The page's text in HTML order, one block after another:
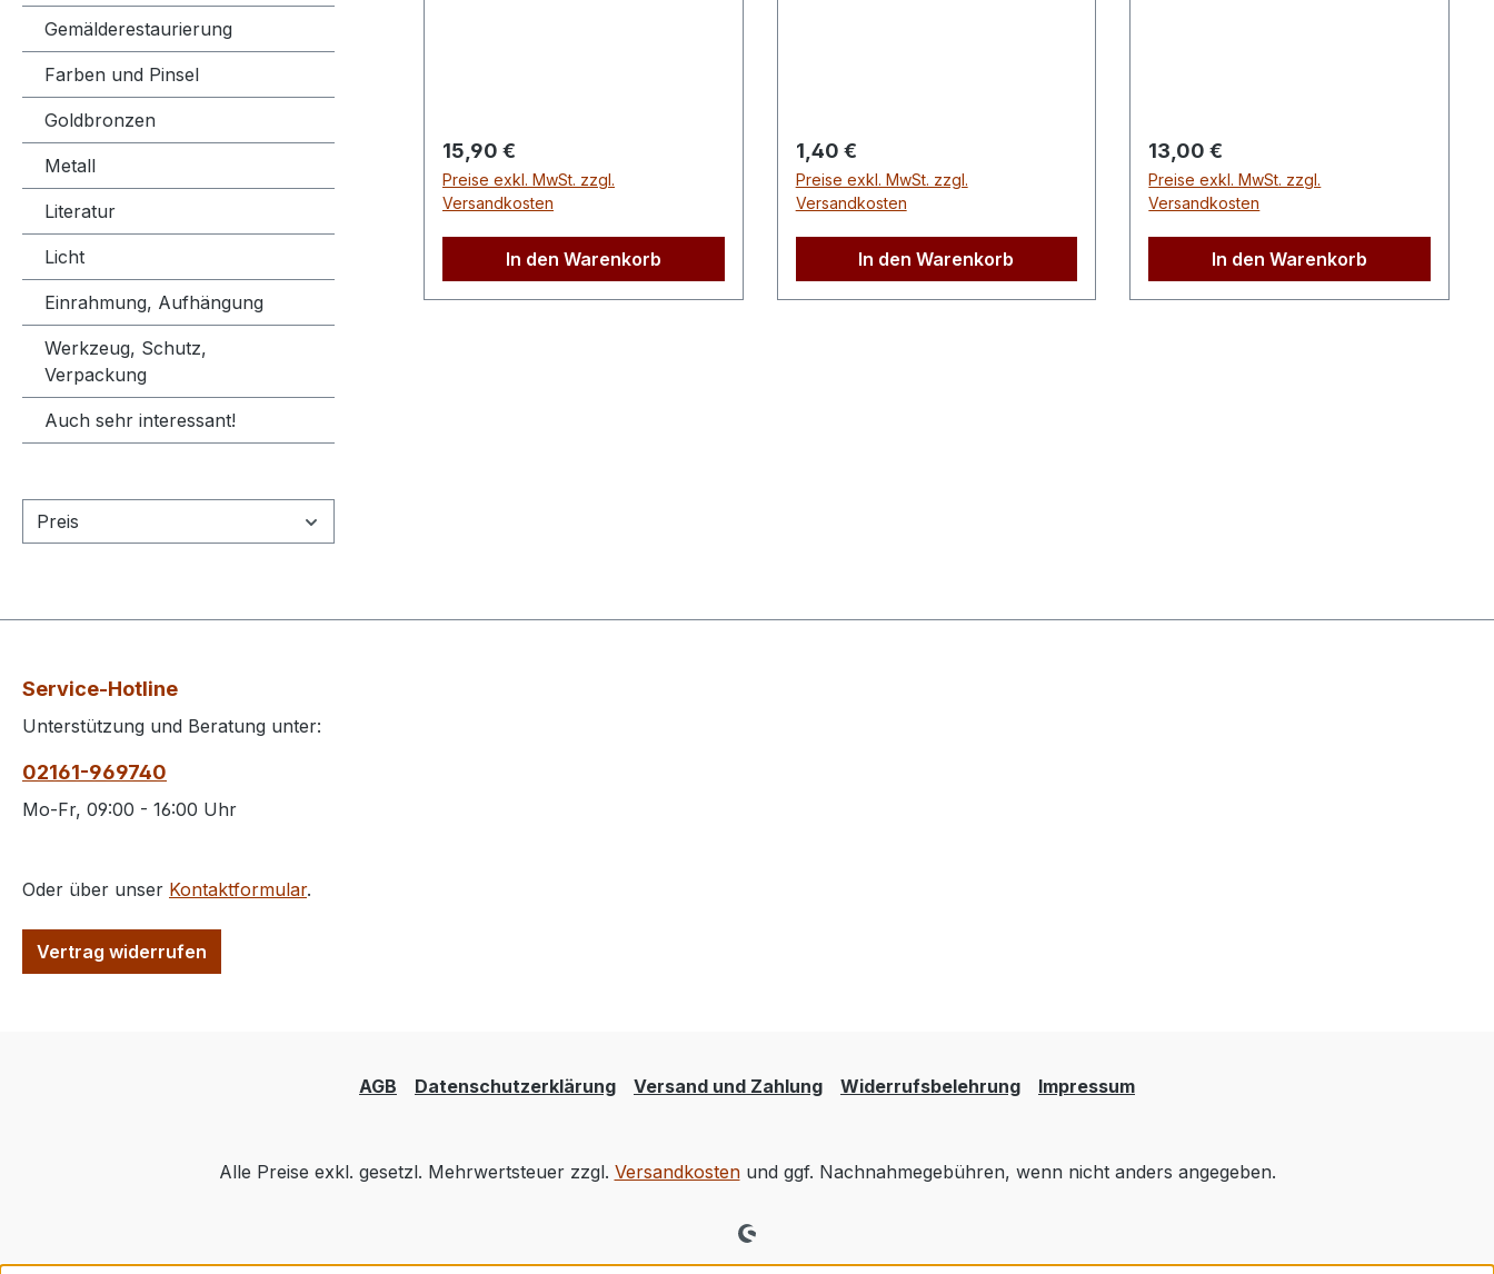
Gemälderestaurierung
Farben und Pinsel
Goldbronzen
Metall
Literatur
Licht
Einrahmung, Aufhängung
Werkzeug, Schutz,
Verpackung
Auch sehr interessant!
Preis
Regulärer Preis:
15,90 €
Preise exkl. MwSt. zzgl.
Versandkosten
In den Warenkorb
Regulärer Preis:
1,40 €
Preise exkl. MwSt. zzgl.
Versandkosten
In den Warenkorb
Regulärer Preis:
13,00 €
Preise exkl. MwSt. zzgl.
Versandkosten
In den Warenkorb
Service-Hotline
Unterstützung und Beratung unter:
02161-969740
Mo-Fr, 09:00 - 16:00 Uhr
Oder über unser Kontaktformular.
Vertrag widerrufen
AGB Datenschutzerklärung Versand und Zahlung Widerrufsbelehrung Impressum
Alle Preise exkl. gesetzl. Mehrwertsteuer zzgl. Versandkostenund ggf. Nachnahmegebühren, wenn nicht anders angegeben.